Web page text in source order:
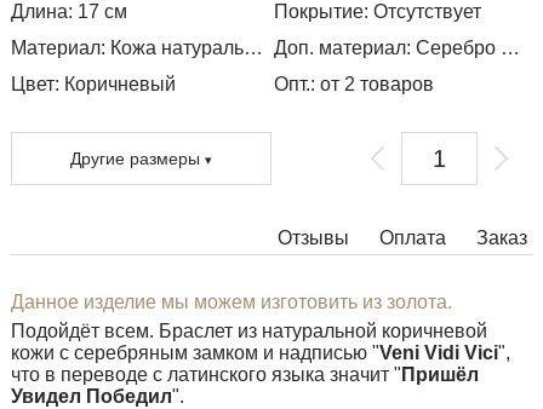
Длина: 17 см
Покрытие: Отсутствует
Материал: Кожа натуральная
Доп. материал: Серебро 925 ̊
Цвет: Коричневый
Опт.: от 2 товаров
Другие размеры
Изделия с некоторыми комбинациями ширины, длины и
массы нельзя изготовить в принципе, в таких случаях
наши менеджеры свяжутся с Вами.
Отзывы Заказ
Оплата
Данное изделие мы можем изготовить из золота.
Подойдёт всем. Браслет из натуральной коричневой
кожи с серебряным замком и надписью "Veni Vidi Vici​",
что в переводе с латинского языка значит " Пришёл
Увидел Победил".